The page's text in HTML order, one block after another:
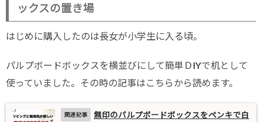
ックスの置き場
はじめに購入したのは長女が小学生に入る頃。
パルプボードボックスを横並びにして簡単ＤIYで机として
使っていました。その時の記事はこちらから読めます。
無印のパルプボードボックスをペンキで白